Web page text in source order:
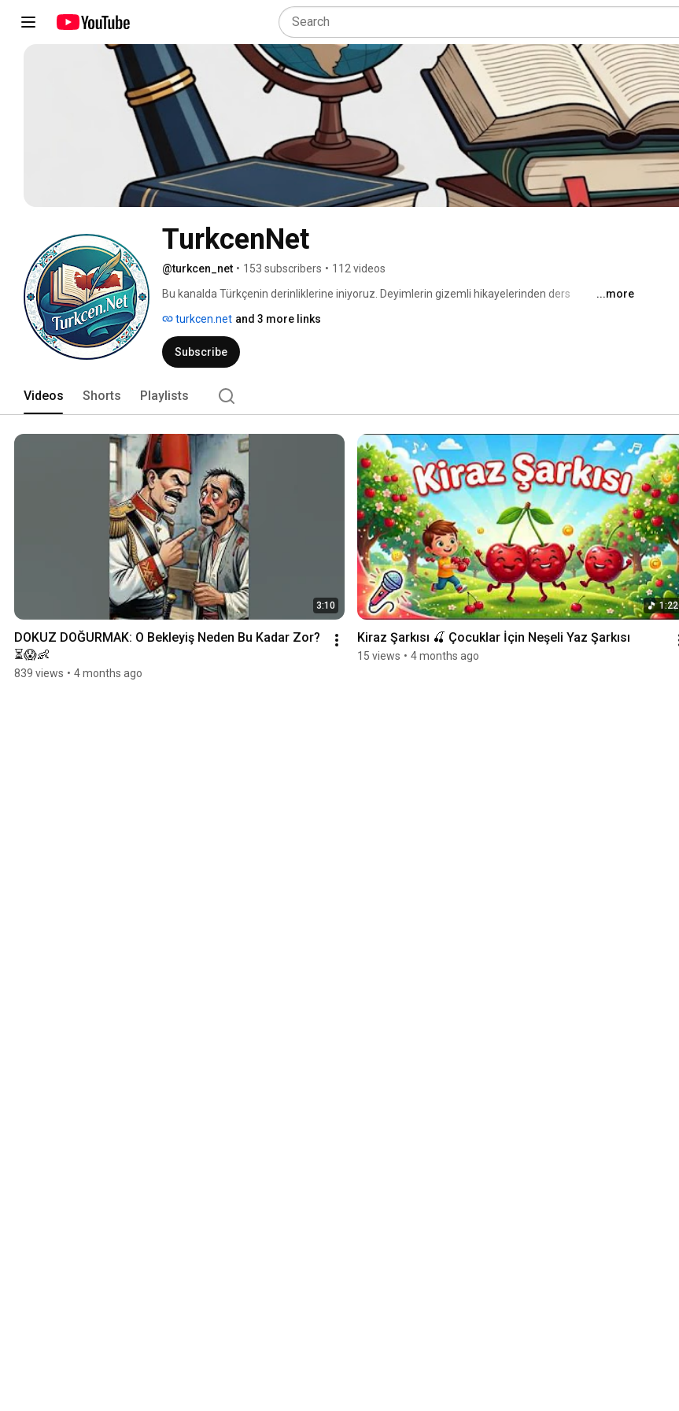
TurkcenNet
@turkcen_net • 153 subscribers • 112 videos
Bu kanalda Türkçenin derinliklerine iniyoruz. Deyimlerin gizemli hikayelerinden ders
Özellikle ortaokul öğrencileri ve Türkçe gönüllüleri için hazırladığımız videolarla hem öğreniyor
hem de eğleniyoruz.
...more
turkcen.net and 3 more links
Subscribe
Videos Shorts Playlists
3:10
DOKUZ DOĞURMAK: O Bekleyiş Neden Bu Kadar Zor?
⏳😱👶
839 views • 4 months ago
1:22
Kiraz Şarkısı 🍒 Çocuklar İçin Neşeli Yaz Şarkısı
15 views • 4 months ago